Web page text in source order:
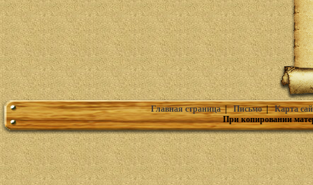
Главная страница|Письмо|Карта
При копировании